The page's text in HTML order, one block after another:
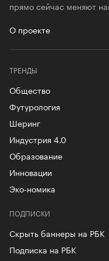
прямо сейчас меняют
О проекте
ТРЕНДЫ
Общество
Футурология
Шеринг
Индустрия 4.0
Образование
Инновации
Эко-номика
ПОДПИСКИ
Скрыть баннеры на РБК
Подписка на РБК